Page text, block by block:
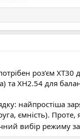
роз’єм
та XH2.54 для
найпростіша
ємність).
вибір режиму